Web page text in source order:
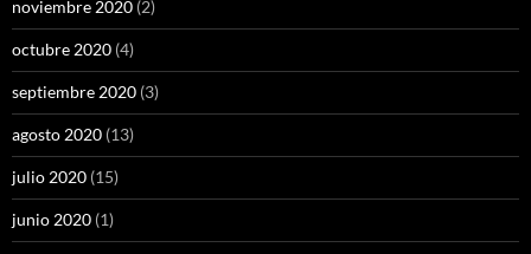
noviembre 2020 (2)
octubre 2020 (4)
septiembre 2020 (3)
agosto 2020 (13)
julio 2020 (15)
junio 2020 (1)